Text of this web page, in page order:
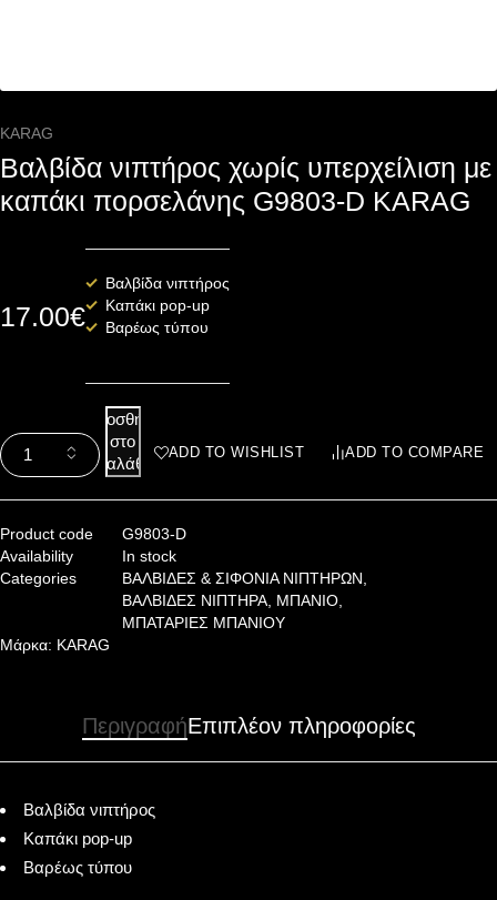
KARAG
Βαλβίδα νιπτήρος χωρίς υπερχείλιση με
καπάκι πορσελάνης G9803-D KARAG
17.00€
Βαλβίδα νιπτήρος
Καπάκι pop-up
Βαρέως τύπου
Προσθήκη
στο
καλάθι
ADD TO WISHLIST ADD TO COMPARE
Product code
G9803-D
Availability
In stock
Categories
ΒΑΛΒΙΔΕΣ & ΣΙΦΟΝΙΑ ΝΙΠΤΗΡΩΝ,
ΒΑΛΒΙΔΕΣ ΝΙΠΤΗΡΑ, ΜΠΑΝΙΟ,
ΜΠΑΤΑΡΙΕΣ ΜΠΑΝΙΟΥ
Μάρκα: KARAG
ΠεριγραφήΕπιπλέον πληροφορίες
Βαλβίδα νιπτήρος
Καπάκι pop-up
Βαρέως τύπου